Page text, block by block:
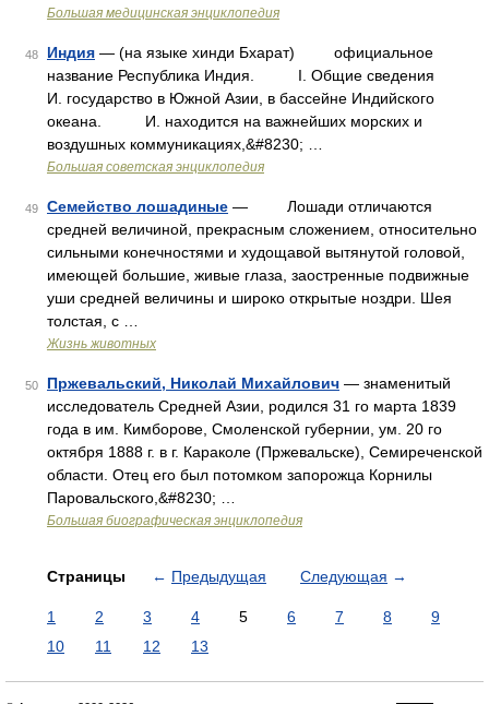
Большая медицинская энциклопедия
48 Индия — (на языке хинди Бхарат) официальное
название Республика Индия. I. Общие сведения
И. государство в Южной Азии, в бассейне Индийского
океана. И. находится на важнейших морских и
воздушных коммуникациях,&#8230; …
Большая советская энциклопедия
49 Семейство лошадиные — Лошади отличаются
средней величиной, прекрасным сложением, относительно
сильными конечностями и худощавой вытянутой головой,
имеющей большие, живые глаза, заостренные подвижные
уши средней величины и широко открытые ноздри. Шея
толстая, с …
Жизнь животных
50 Пржевальский, Николай Михайлович — знаменитый
исследователь Средней Азии, родился 31 го марта 1839
года в им. Кимборове, Смоленской губернии, ум. 20 го
октября 1888 г. в г. Караколе (Пржевальске), Семиреченской
области. Отец его был потомком запорожца Корнилы
Паровальского,&#8230; …
Большая биографическая энциклопедия
Страницы ← Предыдущая Следующая →
1 2 3 4 5 6 7 8
9
10
11 12 13